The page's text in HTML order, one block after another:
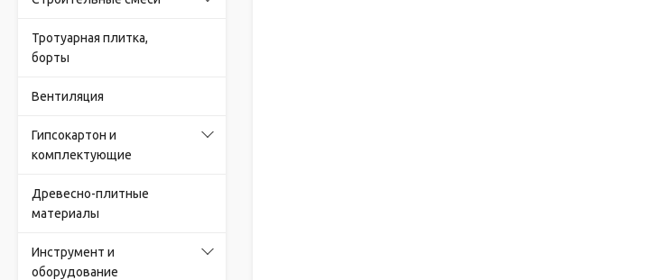
Тротуарная плитка,
борты
Вентиляция
Гипсокартон и
комплектующие
Древесно-плитные
материалы
Инструмент и
оборудование